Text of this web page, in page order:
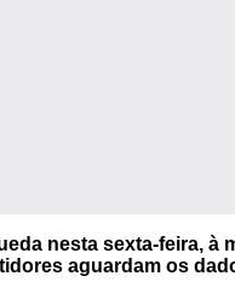
nesta sexta-feira,
aguardam os